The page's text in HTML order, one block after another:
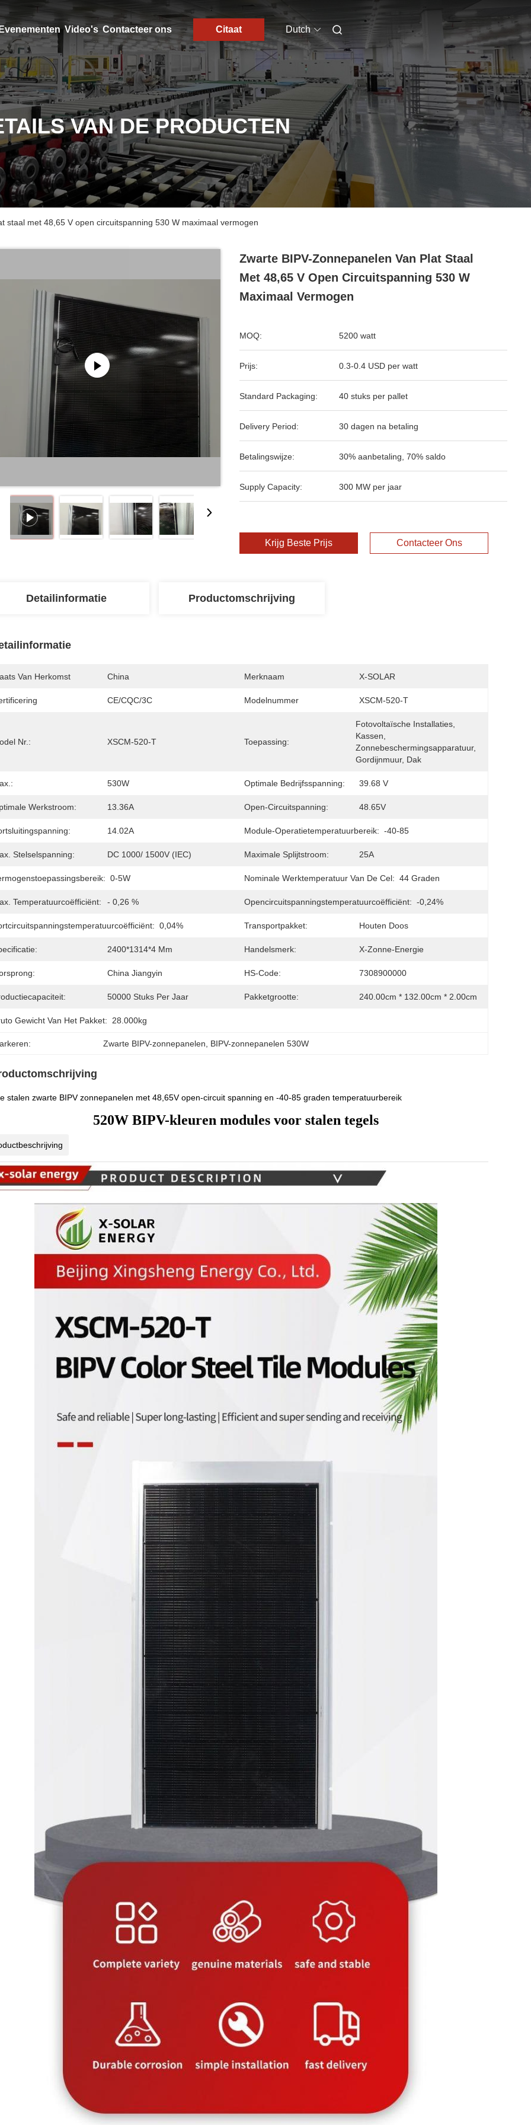
Evenementen Video's Contacteer ons Citaat Dutch
VAN DE PRODUCTEN
staal met 48,65 V open circuitspanning 530 W maximaal vermogen
Zwarte BIPV-Zonnepanelen Van Plat Staal
Met 48,65 V Open Circuitspanning 530 W
Maximaal Vermogen
MOQ: 5200 watt
Prijs: 0.3-0.4 USD per watt
Standard Packaging: 40 stuks per pallet
Delivery Period: 30 dagen na betaling
Betalingswijze: 30% aanbetaling, 70% saldo
Supply Capacity: 300 MW per jaar
Krijg Beste Prijs Contacteer Ons
Detailinformatie Productomschrijving
Van Herkomst China Merknaam X-SOLAR
CE/CQC/3C Modelnummer XSCM-520-T
Nr.: XSCM-520-T Toepassing:
Fotovoltaïsche Installaties,
Kassen,
Zonnebeschermingsapparatuur,
Gordijnmuur, Dak
530W Optimale Bedrijfsspanning: 39.68 V
Werkstroom: 13.36A Open-Circuitspanning: 48.65V
14.02A Module-Operatietemperatuurbereik: -40-85
Stelselspanning: DC 1000/ 1500V (IEC) Maximale Splijtstroom: 25A
0-5W Nominale Werktemperatuur Van De Cel: 44 Graden
Temperatuurcoëfficiënt: - 0,26 % Opencircuitspanningstemperatuurcoëfficiënt: -0,24%
0,04% Transportpakket: Houten Doos
2400*1314*4 Mm Handelsmerk: X-Zonne-Energie
China Jiangyin HS-Code: 7308900000
50000 Stuks Per Jaar Pakketgrootte: 240.00cm * 132.00cm * 2.00cm
Gewicht Van Het Pakket: 28.000kg
Zwarte BIPV-zonnepanelen BIPV-zonnepanelen 530W
stalen zwarte BIPV zonnepanelen met 48,65V open-circuit spanning en -40-85 graden temperatuurbereik
520W BIPV-kleuren modules voor stalen tegels